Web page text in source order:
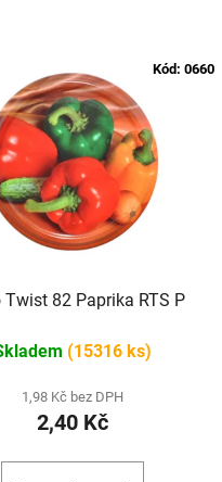
Twist 82 Paprika RTS P
(15316 ks)
1,98 Kč bez DPH
2,40 Kč
Kód: 0660